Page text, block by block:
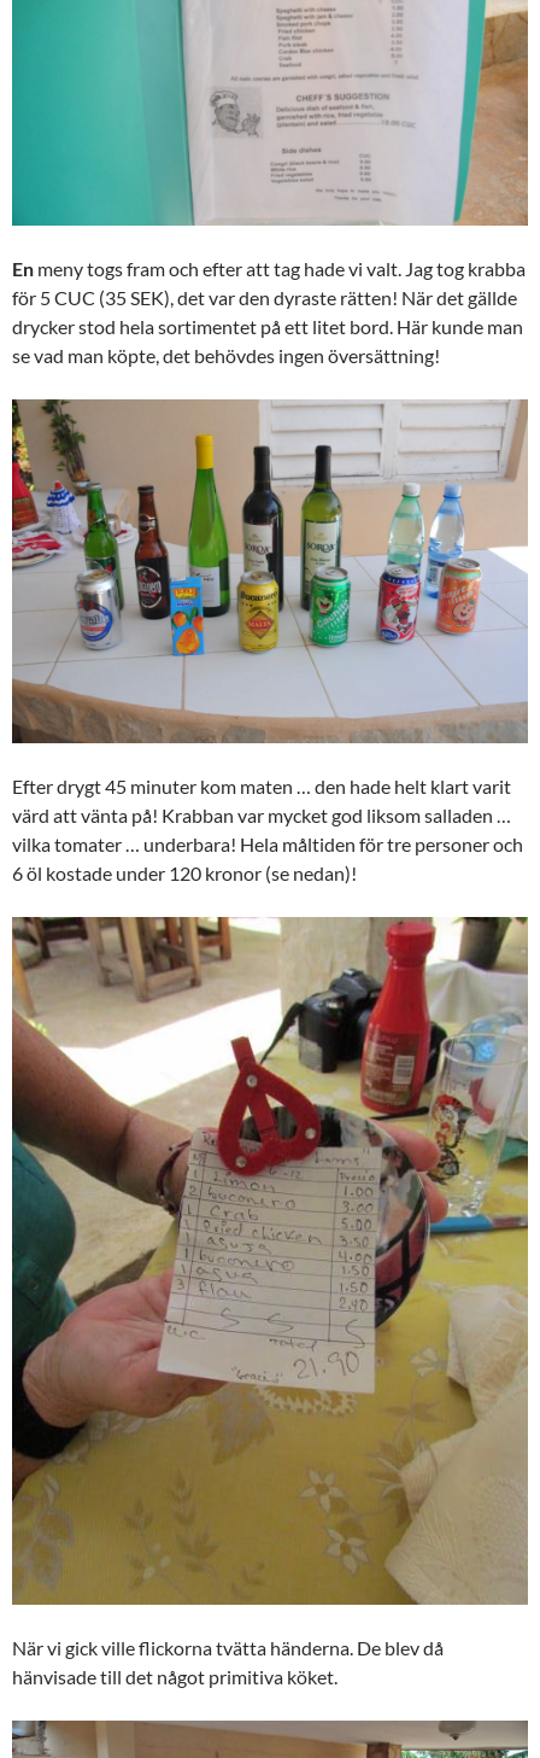
En meny togs fram och efter att tag hade vi valt. Jag tog krabba
för 5 CUC (35 SEK), det var den dyraste rätten! När det gällde
drycker stod hela sortimentet på ett litet bord. Här kunde man
se vad man köpte, det behövdes ingen översättning!
Efter drygt 45 minuter kom maten … den hade helt klart varit
värd att vänta på! Krabban var mycket god liksom salladen …
vilka tomater … underbara! Hela måltiden för tre personer och
6 öl kostade under 120 kronor (se nedan)!
När vi gick ville flickorna tvätta händerna. De blev då
hänvisade till det något primitiva köket.